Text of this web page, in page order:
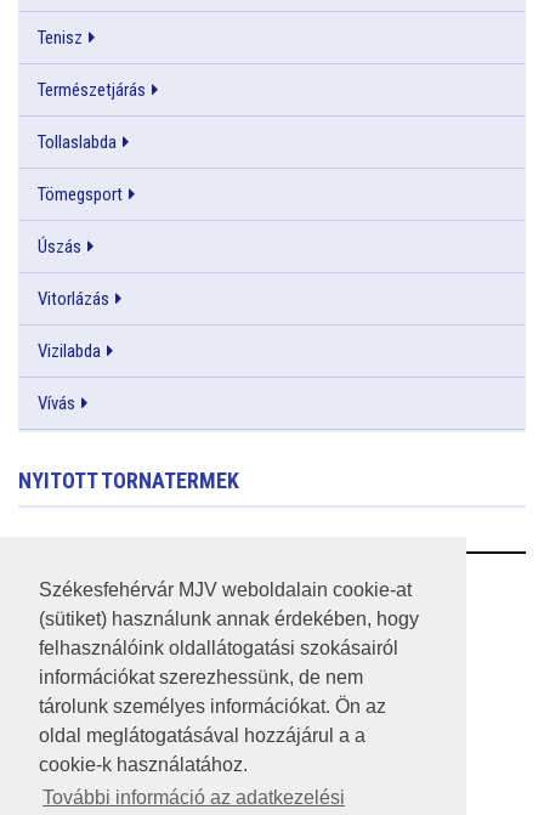
Székesfehérvár MJV weboldalain cookie-at
(sütiket) használunk annak érdekében, hogy
felhasználóink oldallátogatási szokásairól
információkat szerezhessünk, de nem
tárolunk személyes információkat. Ön az
oldal meglátogatásával hozzájárul a a
cookie-k használatához.
További információ az adatkezelési
Tenisz
Természetjárás
Tollaslabda
Tömegsport
Úszás
Vitorlázás
Vizilabda
Vívás
NYITOTT TORNATERMEK
RSS
A HONLAP 2017.03.31-I ÁLLAPOTA
JOGI NYILATKOZAT
IMPRESSZUM